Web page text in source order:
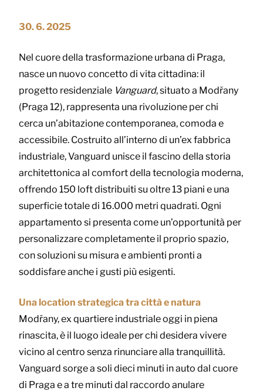
30. 6. 2025
Nel cuore della trasformazione urbana di Praga,
nasce un nuovo concetto di vita cittadina: il
progetto residenziale Vanguard, situato a Modřany
(Praga 12), rappresenta una rivoluzione per chi
cerca un’abitazione contemporanea, comoda e
accessibile. Costruito all’interno di un’ex fabbrica
industriale, Vanguard unisce il fascino della storia
architettonica al comfort della tecnologia moderna,
offrendo 150 loft distribuiti su oltre 13 piani e una
superficie totale di 16.000 metri quadrati. Ogni
appartamento si presenta come un’opportunità per
personalizzare completamente il proprio spazio,
con soluzioni su misura e ambienti pronti a
soddisfare anche i gusti più esigenti.
Una location strategica tra città e natura
Modřany, ex quartiere industriale oggi in piena
rinascita, è il luogo ideale per chi desidera vivere
vicino al centro senza rinunciare alla tranquillità.
Vanguard sorge a soli dieci minuti in auto dal cuore
di Praga e a tre minuti dal raccordo anulare